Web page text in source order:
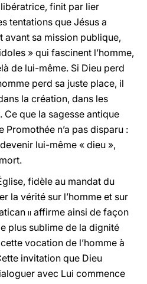
finit par lier
tentations que Jésus a
avant sa mission publique,
» qui fascinent l’homme,
de lui-même. Si Dieu perd
perd sa juste place, il
la création, dans les
Ce que la sagesse antique
n’a pas disparu :
lui-même « dieu »,
fidèle au mandat du
la vérité sur l’homme et sur
ii affirme ainsi de façon
plus sublime de la dignité
vocation de l’homme à
invitation que Dieu
avec Lui commence